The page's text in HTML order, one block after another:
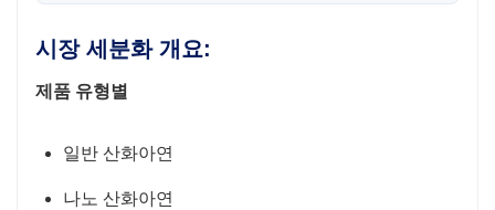
시장 세분화 개요:
제품 유형별
일반 산화아연
나노 산화아연